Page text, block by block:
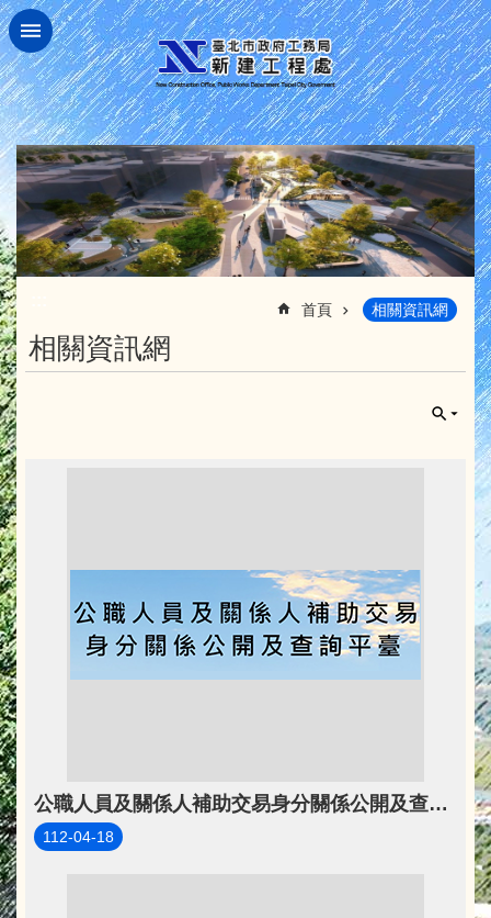
跳到主要內容區塊
首頁 相關資訊網
相關資訊網
公職人員及關係人補助交易身分關係公開及查詢平臺
112-04-18